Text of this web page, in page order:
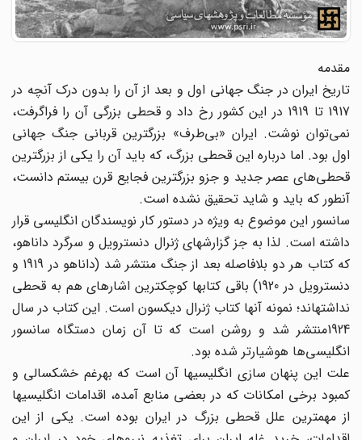
مقدمه
تاریخ ایران در جنگ جهانی اول و بعد از آن را بدون درک آنچه در
1917 تا 1919 در این کشور رخ داد و قحطی بزرگی آن را فراگرفت،
نمی‌‌توان نوشت. ایران «بی‌طرف» بزرگترین قربانی جنگ جهانی
اول بود. اما درباره این قحطی بزرگ، که باید آن را یکی از بزرگترین
قحطی‌های ‌‌عصر جدید و جزو بزرگترین فجایع قرن بیستم دانست،
آنطور که باید و شاید تحقیق نشده است.
سانسور این موضوع به ویژه در دستور کار نویسندگان انگلیسی قرار
داشته است. لذا به جز گزارشهای ژنرال دنسترویل و سرگرد داناهو،
‌‌که کتاب هر دو بلافاصله بعد از جنگ منتشر شد (داناهو در 1919 و
دنسترویل در 1920) باقی کتابها کوچکترین اشارهای هم به قحطی
نداشتهاند؛ نمونه آنها کتاب ژنرال دیکسون است. این کتاب در سال
1924منتشر شد و روشن است که تا آن زمان دستگاه سانسور
انگلیسی‌ها ‌‌هوشیارتر شده بود.
علت این پنهان سازی انگلیسیها آن است که بهرغم خشکسالی و
کمبود برخی امکانات که در بعضی منابع آمده، اقدامات انگلیسیها
از مهمترین علل قحطی بزرگ در ایران بوده است. یکی از این